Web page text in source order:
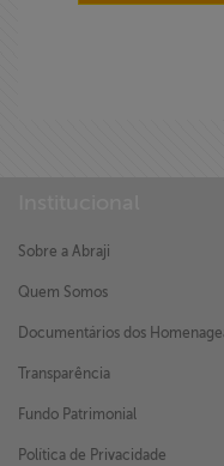
Sobre a Abraji
Quem Somos
Documentários dos
Transparência
Fundo Patrimonial
Política de Privacidade